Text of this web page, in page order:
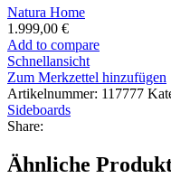
Natura Home
1.999,00 €
Add to compare
Schnellansicht
Zum Merkzettel hinzufügen
Artikelnummer: 117777
Sideboards
Share:
Ähnliche